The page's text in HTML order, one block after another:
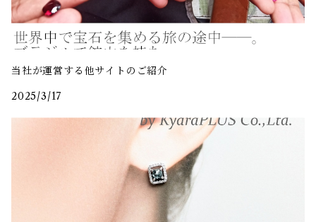
当社が運営する他サイトのご紹介
2025/3/17